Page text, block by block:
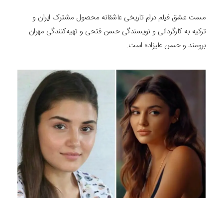
مست عشق فیلم درام تاریخی عاشقانه محصول مشترک ایران و
ترکیه به کارگردانی و نویسندگی حسن فتحی و تهیه‌کنندگی مهران
برومند و حسن علیزاده است‌.